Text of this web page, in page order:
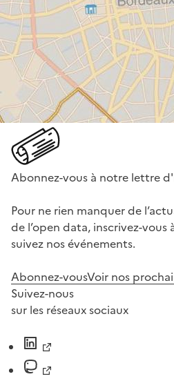
Abonnez-vous à notre lettre
Pour ne rien manquer de
de l’open data, inscrivez-
suivez nos événements.
Abonnez-vousVoir nos
Suivez-nous
sur les réseaux sociaux